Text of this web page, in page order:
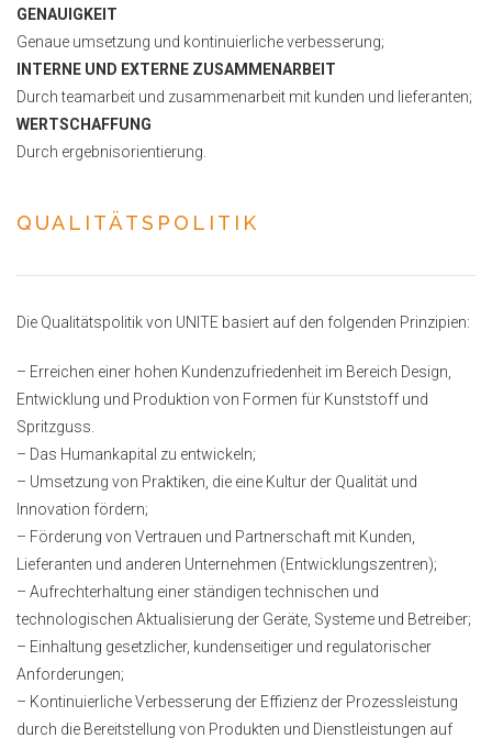
GENAUIGKEIT
Genaue umsetzung und kontinuierliche verbesserung;
INTERNE UND EXTERNE ZUSAMMENARBEIT
Durch teamarbeit und zusammenarbeit mit kunden und lieferanten;
WERTSCHAFFUNG
Durch ergebnisorientierung.
QUALITÄTSPOLITIK
Die Qualitätspolitik von UNITE basiert auf den folgenden Prinzipien:
– Erreichen einer hohen Kundenzufriedenheit im Bereich Design,
Entwicklung und Produktion von Formen für Kunststoff und
Spritzguss.
– Das Humankapital zu entwickeln;
– Umsetzung von Praktiken, die eine Kultur der Qualität und
Innovation fördern;
– Förderung von Vertrauen und Partnerschaft mit Kunden,
Lieferanten und anderen Unternehmen (Entwicklungszentren);
– Aufrechterhaltung einer ständigen technischen und
technologischen Aktualisierung der Geräte, Systeme und Betreiber;
– Einhaltung gesetzlicher, kundenseitiger und regulatorischer
Anforderungen;
– Kontinuierliche Verbesserung der Effizienz der Prozessleistung
durch die Bereitstellung von Produkten und Dienstleistungen auf